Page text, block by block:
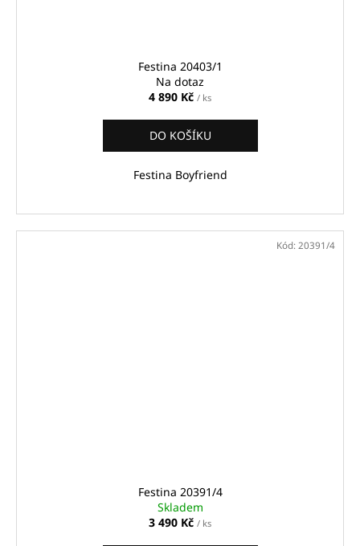
Festina 20403/1
Na dotaz
4 890 Kč / ks
DO KOŠÍKU
Festina Boyfriend
Festina 20391/4
Skladem
3 490 Kč / ks
Kód: 20391/4